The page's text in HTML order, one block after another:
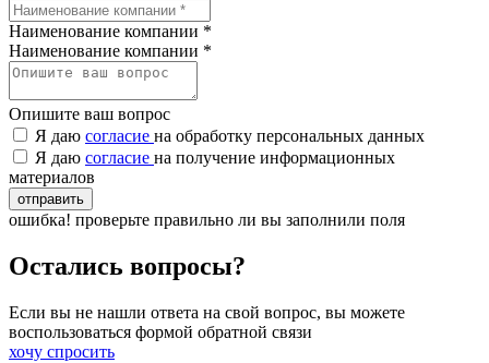
Наименование компании *
Наименование компании *
Опишите ваш вопрос
Я даю согласие на обработку персональных данных
Я даю согласие на получение информационных
материалов
отправить
ошибка! проверьте правильно ли вы заполнили поля
Остались вопросы?
Если вы не нашли ответа на свой вопрос, вы можете
воспользоваться формой обратной связи
хочу спросить